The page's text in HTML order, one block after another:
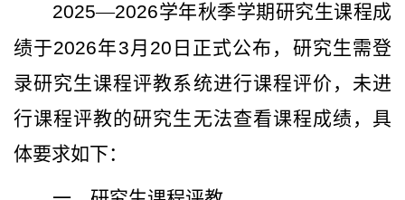
2025—2026学年秋季学期研究生课程成
绩于2026年3月 20 日正式公布，研究生需登
录研究生课程评教系统进行课程评价，未进
行课程评教的研究生无法查看课程成绩，具
体要求如下：